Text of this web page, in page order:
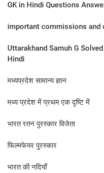
GK in Hindi Questions
important commissions and
Uttarakhand Samuh G
Hindi
मध्यप्रदेश सामान्य ज्ञान
मध्य प्रदेश में प्रथम एक दृष्टि में
भारत रतन पुरस्कार विजेता
फिल्मफेयर पुरस्कार
भारत की नदियाँ